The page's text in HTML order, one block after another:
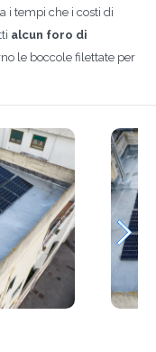
i tempi che i costi di
alcun foro di
le boccole filettate per